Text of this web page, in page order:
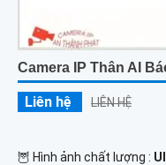
Camera IP Thân AI
Liên hệ LIÊN HỆ
🦉 Hình ảnh chất lượng :